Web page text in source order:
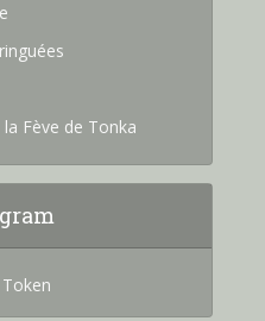
Fève de Tonka